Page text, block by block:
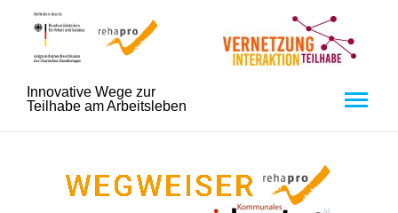
Innovative Wege zur
Teilhabe am Arbeitsleben